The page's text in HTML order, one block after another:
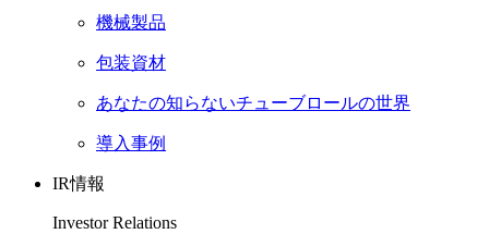
機械製品
包装資材
あなたの知らないチューブロールの世界
導入事例
IR情報
Investor Relations